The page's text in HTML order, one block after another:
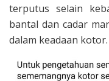
terputus selain
bantal dan cadar
dalam keadaan kotor.